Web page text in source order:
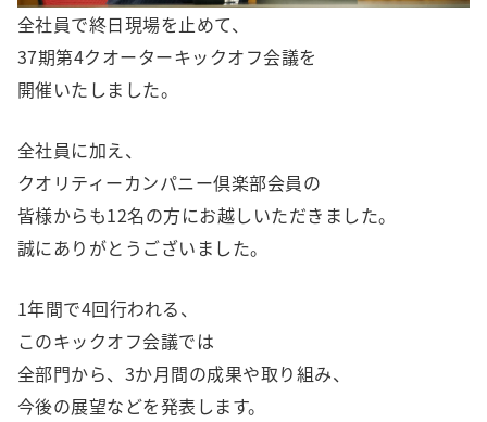
全社員で終日現場を止めて、
37期第4クオーターキックオフ会議を
開催いたしました。
全社員に加え、
クオリティーカンパニー倶楽部会員の
皆様からも12名の方にお越しいただきました。
誠にありがとうございました。
1年間で4回行われる、
このキックオフ会議では
全部門から、3か月間の成果や取り組み、
今後の展望などを発表します。